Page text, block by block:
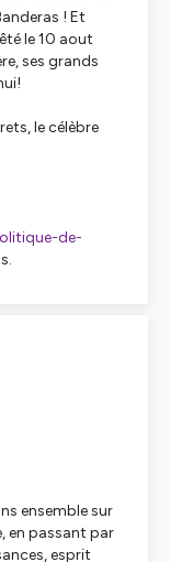
! Et
le 10 aout
ses grands
le célèbre
de-
ensemble sur
en passant par
esprit